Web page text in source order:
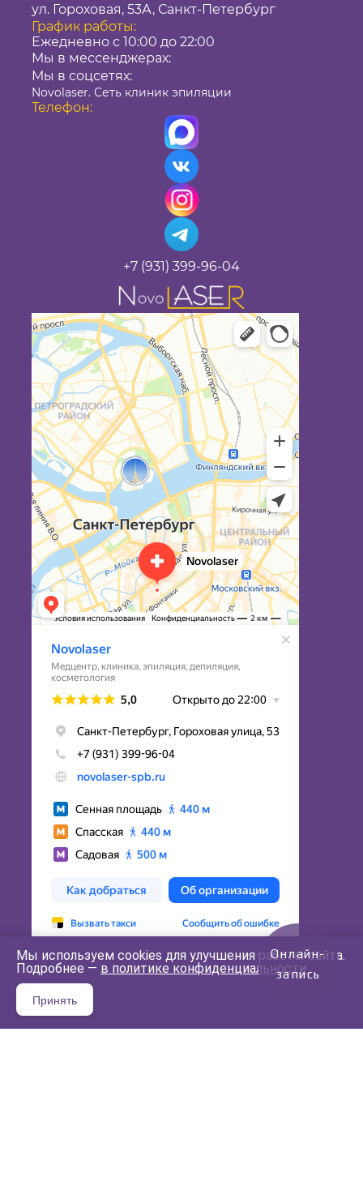
ул. Гороховая, 53А, Санкт-Петербург
График работы:
Ежедневно с 10:00 до 22:00
Мы в мессенджерах:
Мы в соцсетях:
Novolaser. Сеть клиник эпиляции
Телефон:
+7 (931) 399-96-04
Мы используем cookies для улучшения работы сайта.
Подробнее — в политике конфиденциальности.
Принять
Онлайн-
запись